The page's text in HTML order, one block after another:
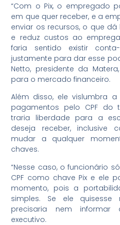
“Com o Pix, o empregado
em que quer receber, e a
enviar os recursos, o que
e reduz custos ao
faria sentido existir
justamente para dar esse
Netto, presidente da
para o mercado financeiro.
Além disso, ele vislumbra
pagamentos pelo CPF do
traria liberdade para a
deseja receber, inclusive
mudar a qualquer
chaves.
“Nesse caso, o funcionário
CPF como chave Pix e ele
momento, pois a
simples. Se ele
precisaria nem informar
executivo.